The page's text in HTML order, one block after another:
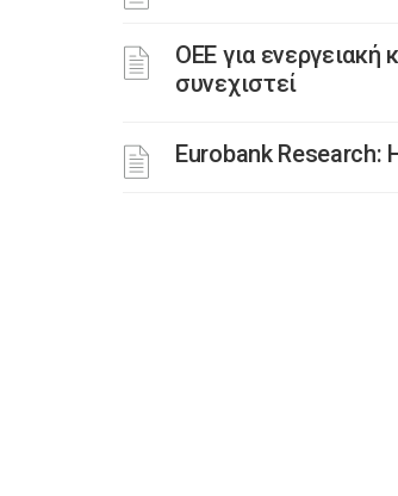
ΟΕΕ για ενεργειακή
συνεχιστεί
Eurobank Research: